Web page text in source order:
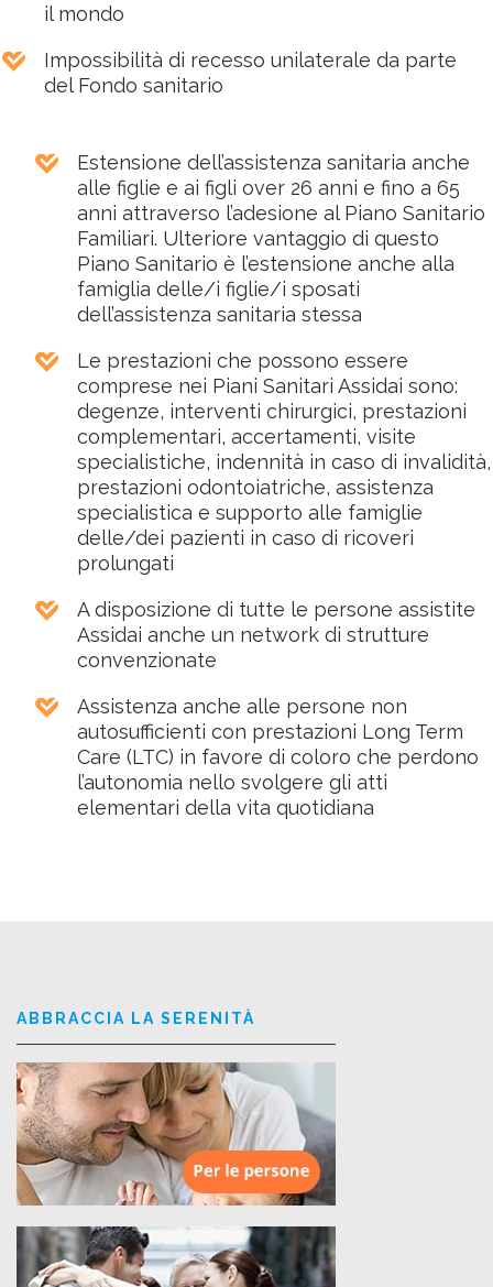
il mondo
Impossibilità di recesso unilaterale da parte
del Fondo sanitario
Estensione dell’assistenza sanitaria anche
alle figlie e ai figli over 26 anni e fino a 65
anni attraverso l’adesione al Piano Sanitario
Familiari. Ulteriore vantaggio di questo
Piano Sanitario è l’estensione anche alla
famiglia delle/i figlie/i sposati
dell’assistenza sanitaria stessa
Le prestazioni che possono essere
comprese nei Piani Sanitari Assidai sono:
degenze, interventi chirurgici, prestazioni
complementari, accertamenti, visite
specialistiche, indennità in caso di invalidità,
prestazioni odontoiatriche, assistenza
specialistica e supporto alle famiglie
delle/dei pazienti in caso di ricoveri
prolungati
A disposizione di tutte le persone assistite
Assidai anche un network di strutture
convenzionate
Assistenza anche alle persone non
autosufficienti con prestazioni Long Term
Care (LTC) in favore di coloro che perdono
l’autonomia nello svolgere gli atti
elementari della vita quotidiana
ABBRACCIA LA SERENITÀ